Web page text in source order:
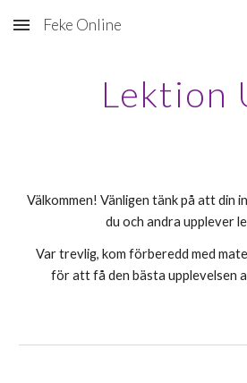
Skip to main content
Feke Online
Lektion
Välkommen! Vänligen tänk på att din
du och andra upplever
Var trevlig, kom förberedd med
för att få den bästa upplevelsen